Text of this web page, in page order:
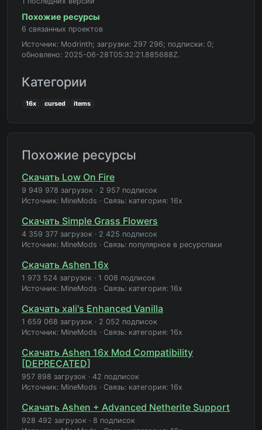
Похожие ресурсы
6 связанных проектов
Источник: Modrinth; загрузки: 297 296; подписки: 0;
обновлено: 2025-06-28T05:32:21.885688Z.
Категории
16x cursed items
Похожие ресурсы
Скачать Low On Fire
9 949 978 загрузок · 2 957 подписок
Источник: MineMods · Связь: категория: 16x
Скачать Simple Grass Flowers
4 359 377 загрузок · 2 425 подписок
Источник: MineMods · Связь: популярное в ресурспаки
Скачать Ashen 16x
1 973 524 загрузок · 1 008 подписок
Источник: MineMods · Связь: категория: 16x
Скачать xali's Enhanced Vanilla
1 659 068 загрузок · 2 052 подписок
Источник: MineMods · Связь: категория: 16x
Скачать Ashen 16x Mod Compatibility
[DEPRECATED]
957 898 загрузок · 42 подписок
Источник: MineMods · Связь: категория: 16x
Скачать Ashen + Advanced Netherite Support
928 492 загрузок · 8 подписок